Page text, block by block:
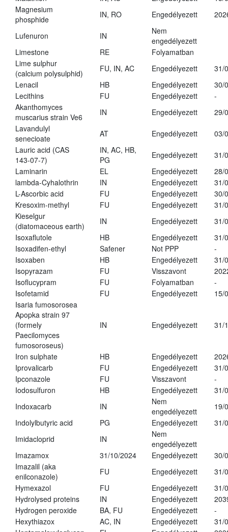
Magnesium
phosphide
IN, RO Engedélyezett
Lufenuron IN
Nem
engedélyezett
Limestone
RE
Folyamatban
Lime sulphur
(calcium polysulphid)
FU, IN, AC Engedélyezett
31/
Lenacil
HB Engedélyezett
30/
Lecithins
FU Engedélyezett
-
Akanthomyces
muscarius strain Ve6
IN Engedélyezett
29/
Lavandulyl
senecioate
AT Engedélyezett
03/
Lauric acid (CAS
143-07-7)
IN, AC, HB,
PG
Engedélyezett
31/
Laminarin
EL Engedélyezett
28/
lambda-Cyhalothrin
IN Engedélyezett
31/
L-Ascorbic acid
FU Engedélyezett
30/
Kresoxim-methyl
FU Engedélyezett
31/
Kieselgur
(diatomaceous earth)
IN Engedélyezett
31/
Isoxaflutole
HB Engedélyezett
31/
Isoxadifen-ethyl
Safener Not PPP
-
Isoxaben
HB Engedélyezett
31/
Isopyrazam
FU Visszavont
Isoflucypram
FU Folyamatban
-
Isofetamid
FU Engedélyezett
15/
Isaria fumosorosea
Apopka strain 97
(formely
Paecilomyces
fumosoroseus)
IN Engedélyezett 31/
Iron sulphate HB Engedélyezett
Iprovalicarb
FU Engedélyezett
31/
Ipconazole
FU Visszavont
-
Iodosulfuron
HB Engedélyezett
31/
Indoxacarb
IN
Nem
engedélyezett
19/
Indolylbutyric acid
PG Engedélyezett
31/
Imidacloprid
IN
Nem
engedélyezett
Imazamox
31/10/2024 Engedélyezett
30/
Imazalil (aka
enilconazole)
FU Engedélyezett
31/
Hymexazol
FU Engedélyezett
31/
Hydrolysed proteins
IN Engedélyezett
Hydrogen peroxide
BA, FU Engedélyezett
-
Hexythiazox
AC, IN Engedélyezett
31/